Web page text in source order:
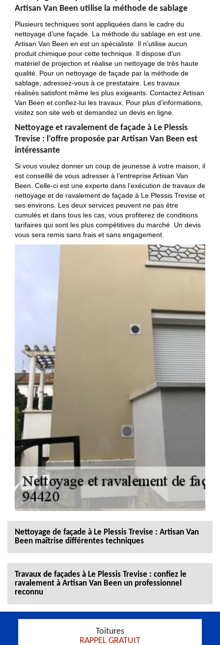
Artisan Van Been utilise la méthode de sablage
Plusieurs techniques sont appliquées dans le cadre du
nettoyage d’une façade. La méthode du sablage en est une.
Artisan Van Been en est un spécialiste. Il n’utilise aucun
produit chimique pour cette technique. Il dispose d’un
matériel de projection et réalise un nettoyage de très haute
qualité. Pour un nettoyage de façade par la méthode de
sablage, adressez-vous à ce prestataire. Les travaux
réalisés satisfont même les plus exigeants. Contactez Artisan
Van Been et confiez-lui les travaux. Pour plus d’informations,
visitez son site web et demandez un devis en ligne.
Nettoyage et ravalement de façade à Le Plessis
Trevise : l’offre proposée par Artisan Van Been est
intéressante
Si vous voulez donner un coup de jeunesse à votre maison, il
est conseillé de vous adresser à l’entreprise Artisan Van
Been. Celle-ci est une experte dans l’exécution de travaux de
nettoyage et de ravalement de façade à Le Plessis Trevise et
ses environs. Les deux services peuvent ne pas être
cumulés et dans tous les cas, vous profiterez de conditions
tarifaires qui sont les plus compétitives du marché. Un devis
vous sera remis sans frais et sans engagement.
Nettoyage de façade à Le Plessis Trevise : Artisan Van
Been maîtrise différentes techniques
Travaux de façades à Le Plessis Trevise : confiez le
ravalement à Artisan Van Been un professionnel
reconnu
Toitures
RAPPEL GRATUIT